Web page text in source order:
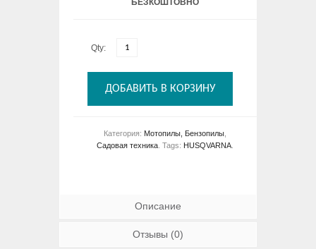
Qty:
ДОБАВИТЬ В КОРЗИНУ
Категория: Мотопилы, Бензопилы
Садовая техника Tags: HUSQVARNA
Описание
Отзывы (0)